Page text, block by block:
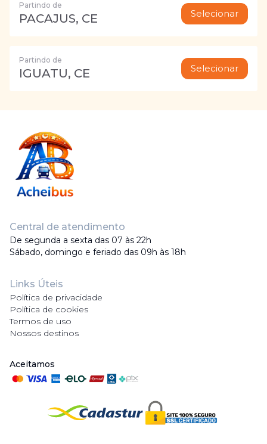
Partindo de
PACAJUS, CE Selecionar
Partindo de
IGUATU, CE Selecionar
Central de atendimento
De segunda a sexta das 07 às 22h
Sábado, domingo e feriado das 09h às 18h
Links Úteis
Política de privacidade
Política de cookies
Termos de uso
Nossos destinos
Aceitamos